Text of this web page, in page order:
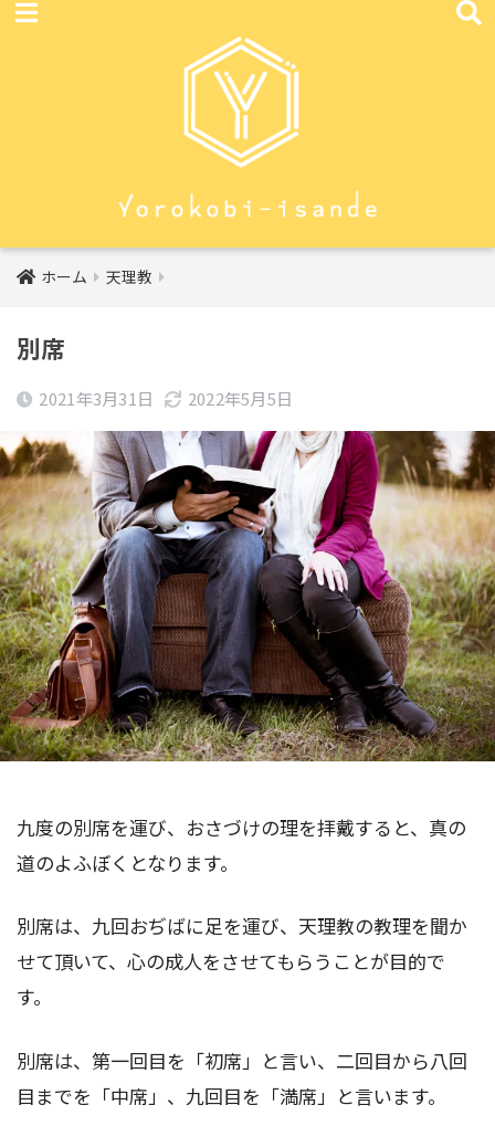
ホーム 天理教
別席
2021年3月31日 2022年5月5日
九度の別席を運び、おさづけの理を拝戴すると、真の
道のよふぼくとなります。
別席は、九回おぢばに足を運び、天理教の教理を聞か
せて頂いて、心の成人をさせてもらうことが目的で
す。
別席は、第一回目を「初席」と言い、二回目から八回
目までを「中席」、九回目を「満席」と言います。